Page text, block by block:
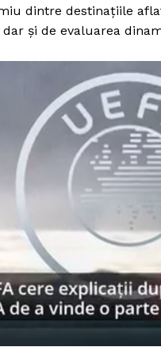
dintre destinațiile
și de evaluarea